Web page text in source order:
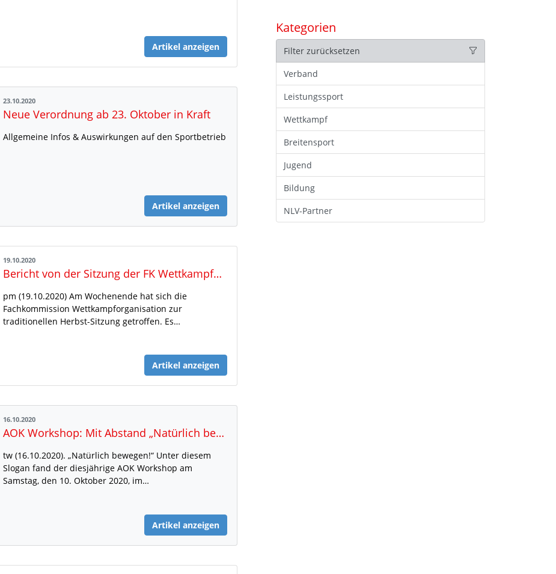
Artikel anzeigen
23.10.2020
Neue Verordnung ab 23. Oktober in Kraft
Allgemeine Infos & Auswirkungen auf den Sportbetrieb
Artikel anzeigen
19.10.2020
Bericht von der Sitzung der FK Wettkampforga
pm (19.10.2020) Am Wochenende hat sich die
Fachkommission Wettkampforganisation zur
traditionellen Herbst-Sitzung getroffen. Es…
Artikel anzeigen
16.10.2020
AOK Workshop: Mit Abstand „Natürlich bewegen!“
tw (16.10.2020). „Natürlich bewegen!“ Unter diesem
Slogan fand der diesjährige AOK Workshop am
Samstag, den 10. Oktober 2020, im…
Artikel anzeigen
Kategorien
Filter zurücksetzen
Verband
Leistungssport
Wettkampf
Breitensport
Jugend
Bildung
NLV-Partner